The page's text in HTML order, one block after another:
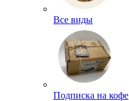
Все виды
Подписка на кофе